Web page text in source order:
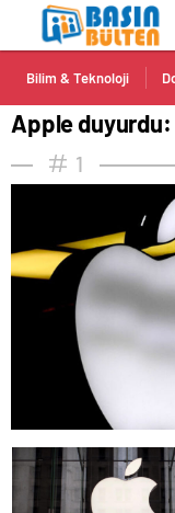
Bilim & Teknoloji
Apple
1